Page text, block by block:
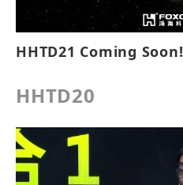
HHTD21 Coming Soon!
HHTD20